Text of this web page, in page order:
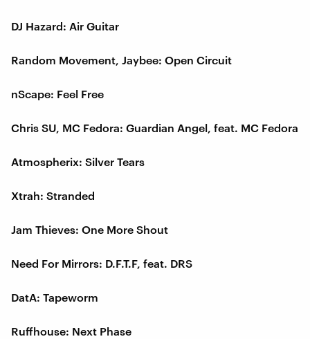
DJ Hazard: Air Guitar
Random Movement, Jaybee: Open Circuit
nScape: Feel Free
Chris SU, MC Fedora: Guardian Angel, feat. MC Fedora
Atmospherix: Silver Tears
Xtrah: Stranded
Jam Thieves: One More Shout
Need For Mirrors: D.F.T.F, feat. DRS
DatA: Tapeworm
Ruffhouse: Next Phase